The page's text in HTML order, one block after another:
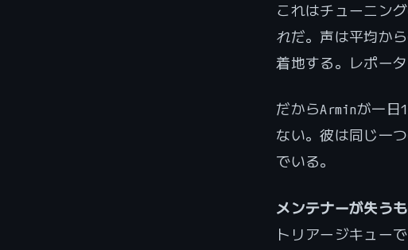
これはチューニン
れだ。声は平均か
着地する。レポー
だからArminが一日
ない。彼は同じ一
でいる。
メンテナーが失う
トリアージキュー